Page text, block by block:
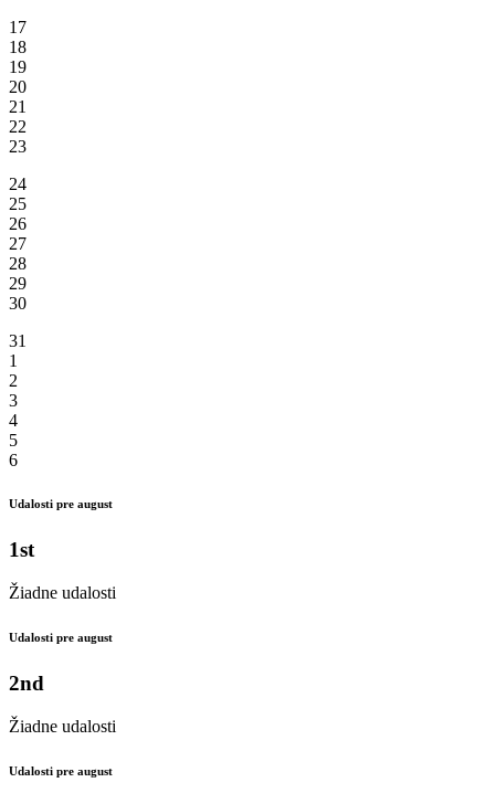
17
18
19
20
21
22
23
24
25
26
27
28
29
30
31
1
2
3
4
5
6
Udalosti pre august
1st
Žiadne udalosti
Udalosti pre august
2nd
Žiadne udalosti
Udalosti pre august